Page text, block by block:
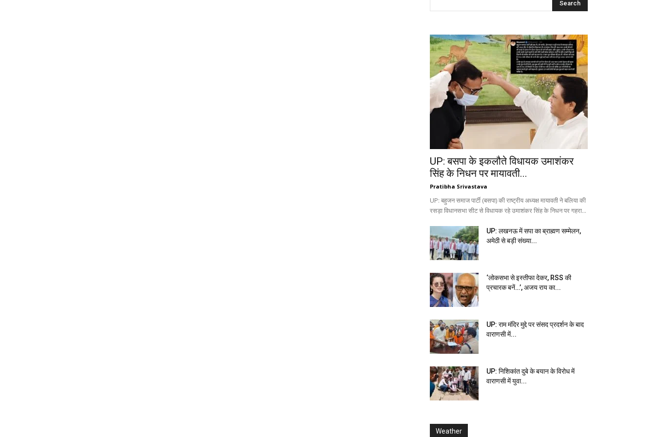
UP: बसपा के इकलौते विधायक उमाशंकर
सिंह के निधन पर मायावती...
Pratibha Srivastava
UP: बहुजन समाज पार्टी (बसपा) की राष्ट्रीय अध्यक्ष मायावती ने बलिया की
रसड़ा विधानसभा सीट से विधायक रहे उमाशंकर सिंह के निधन पर गहरा...
UP: लखनऊ में सपा का ब्राह्मण सम्मेलन,
अमेठी से बड़ी संख्या...
‘लोकसभा से इस्तीफा देकर, RSS की
प्रचारक बनें…’, अजय राय का...
UP: राम मंदिर मुद्दे पर संसद प्रदर्शन के बाद
वाराणसी में...
UP: निशिकांत दुबे के बयान के विरोध में
वाराणसी में युवा...
Weather